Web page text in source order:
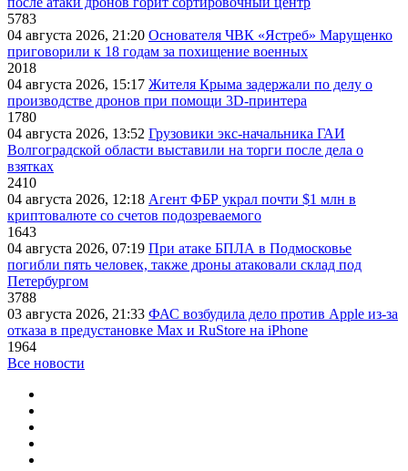
5783
04 августа 2026, 21:20 Основателя ЧВК «Ястреб» Марущенко
приговорили к 18 годам за похищение военных
2018
04 августа 2026, 15:17 Жителя Крыма задержали по делу о
производстве дронов при помощи 3D‑принтера
1780
04 августа 2026, 13:52 Грузовики экс-начальника ГАИ
Волгоградской области выставили на торги после дела о
взятках
2410
04 августа 2026, 12:18 Агент ФБР украл почти $1 млн в
криптовалюте со счетов подозреваемого
1643
04 августа 2026, 07:19 При атаке БПЛА в Подмосковье
погибли пять человек, также дроны атаковали склад под
Петербургом
3788
03 августа 2026, 21:33 ФАС возбудила дело против Apple из-за
отказа в предустановке Max и RuStore на iPhone
1964
Все новости